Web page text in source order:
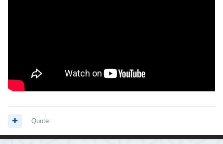
Quote